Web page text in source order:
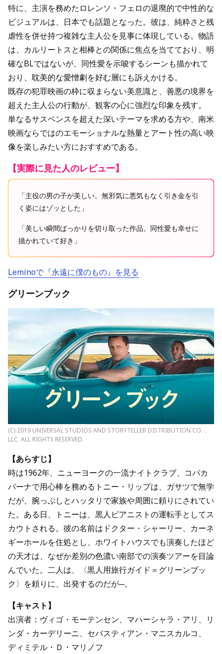
特に、主演を務めたロレンソ・フェロの退廃的で中性的な
ビジュアルは、日本でも話題となった。彼は、純粋さと残
虐性を併せ持つ複雑な主人公を見事に体現している。物語
は、カルリートスと相棒との関係に焦点を当てており、明
確なBLではないが、同性愛を示唆するシーンも描かれて
おり、耽美的な愛憎劇を好む層にも訴えかける。
既存の犯罪映画の枠に収まらない美意識と、善悪の境界を
超えた主人公の行動が、観客の心に強烈な印象を残す。
単なるサスペンスを超えた深いテーマを求める方や、南米
映画ならではのエモーショナルな熱量とアート性の高い映
像を楽しみたい方におすすめである。
【実際に見た人のレビュー】
「主役の男の子が美しい。無邪気に悪気もなく引き金を引
く姿にはゾッとした」
「美しい瞬間ばっかりを切り取った作品。同性愛も幸せに
描かれていて好き」
Leminoで『永遠に僕のもの』を見る
グリーンブック
(C) 2019 UNIVERSAL STUDIOS AND STORYTELLER DISTRIBUTION CO.，
LLC. ALL RIGHTS RESERVED.
【あらすじ】
時は1962年、ニューヨークの一流ナイトクラブ、コパカ
バーナで用心棒を務めるトニー・リップは、ガサツで無学
だが、腕っぷしとハッタリで家族や周囲に頼りにされてい
た。ある日、トニーは、黒人ピアニストの運転手としてス
カウトされる。彼の名前はドクター・シャーリー、カーネ
ギーホールを住処とし、ホワイトハウスでも演奏したほど
の天才は、なぜか差別の色濃い南部での演奏ツアーを目論
んでいた。二人は、〈黒人用旅行ガイド＝グリーンブッ
ク〉を頼りに、出発するのだが─。
【キャスト】
出演者：ヴィゴ・モーテンセン、マハーシャラ・アリ、リ
ンダ・カーデリーニ、セバスティアン・マニスカルコ、
ディミテル・Ｄ・マリノフ